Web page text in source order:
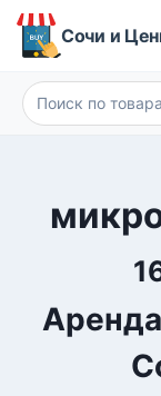
Перейти
Сочи и
Искать: